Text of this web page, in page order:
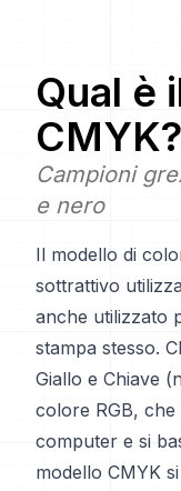
Qual è
CMYK?
Campioni
e nero
Il modello di
sottrattivo
anche utilizzato
stampa stesso.
Giallo e Chiave
colore RGB, che
computer e si
modello CMYK